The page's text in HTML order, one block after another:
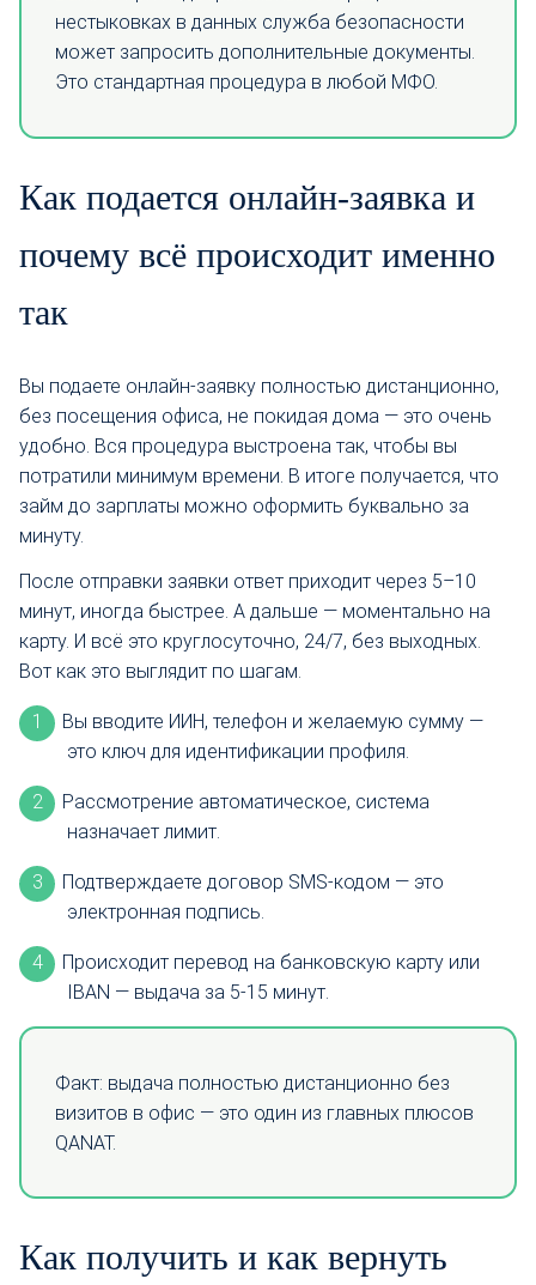
нестыковках в данных служба безопасности
может запросить дополнительные документы.
Это стандартная процедура в любой МФО.
Как подается онлайн-заявка и
почему всё происходит именно
так
Вы подаете онлайн-заявку полностью дистанционно,
без посещения офиса, не покидая дома — это очень
удобно. Вся процедура выстроена так, чтобы вы
потратили минимум времени. В итоге получается, что
займ до зарплаты можно оформить буквально за
минуту.
После отправки заявки ответ приходит через 5–10
минут, иногда быстрее. А дальше — моментально на
карту. И всё это круглосуточно, 24/7, без выходных.
Вот как это выглядит по шагам.
Вы вводите ИИН, телефон и желаемую сумму —
это ключ для идентификации профиля.
Рассмотрение автоматическое, система
назначает лимит.
Подтверждаете договор SMS-кодом — это
электронная подпись.
Происходит перевод на банковскую карту или
IBAN — выдача за 5-15 минут.
Факт: выдача полностью дистанционно без
визитов в офис — это один из главных плюсов
QANAT.
Как получить и как вернуть